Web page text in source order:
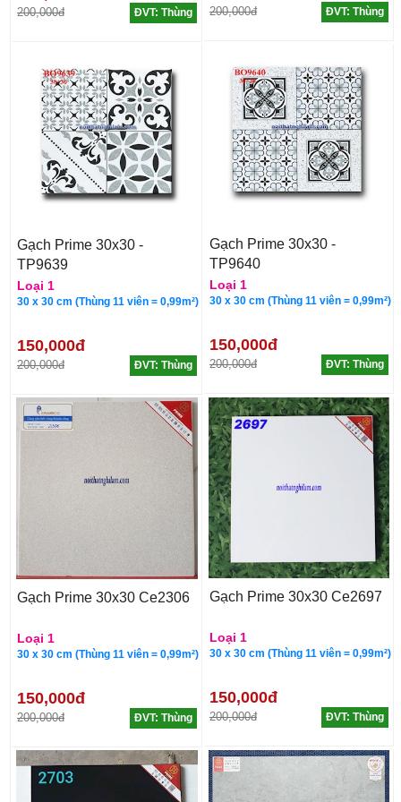
200,000đ ĐVT: Thùng 200,000đ ĐVT: Thùng
Gạch Prime 30x30 -
TP9639
Loại 1
30 x 30 cm (Thùng 11 viên = 0,99m²)
150,000đ
200,000đ ĐVT: Thùng
Gạch Prime 30x30 -
TP9640
Loại 1
30 x 30 cm (Thùng 11 viên = 0,99m²)
150,000đ
200,000đ ĐVT: Thùng
Gạch Prime 30x30 Ce2306
Loại 1
30 x 30 cm (Thùng 11 viên = 0,99m²)
150,000đ
200,000đ ĐVT: Thùng
Gạch Prime 30x30 Ce2697
Loại 1
30 x 30 cm (Thùng 11 viên = 0,99m²)
150,000đ
200,000đ ĐVT: Thùng